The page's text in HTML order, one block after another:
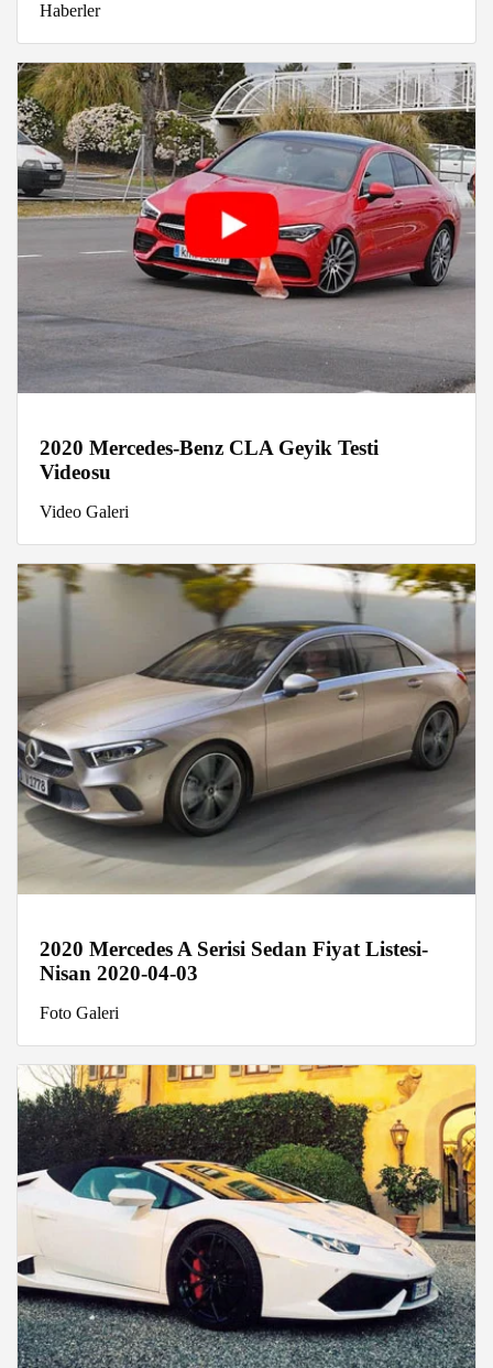
Haberler
2020 Mercedes-Benz CLA Geyik Testi
Videosu
Video Galeri
2020 Mercedes A Serisi Sedan Fiyat Listesi-
Nisan 2020-04-03
Foto Galeri